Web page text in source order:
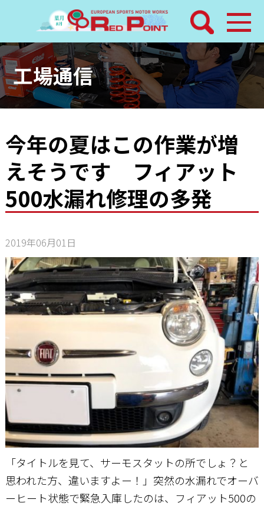
検索
ホーム
トピックス
レッドポイントパーツ
その他サービス
工場通信
お問い合わせ
工場通信
今年の夏はこの作業が増
えそうです フィアット
500水漏れ修理の多発
2019年06月01日
「タイトルを見て、サーモスタットの所でしょ？と
思われた方、違いますよー！」突然の水漏れでオーバ
ーヒート状態で緊急入庫したのは、フィアット500の